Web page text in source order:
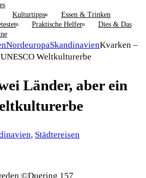
Kulturtipps
Essen & Trinken
Praktische Helfer
Dies & Das
NordeuropaSkandinavienKvarken –
Weltkulturerbe
Länder, aber ein
, Städtereisen